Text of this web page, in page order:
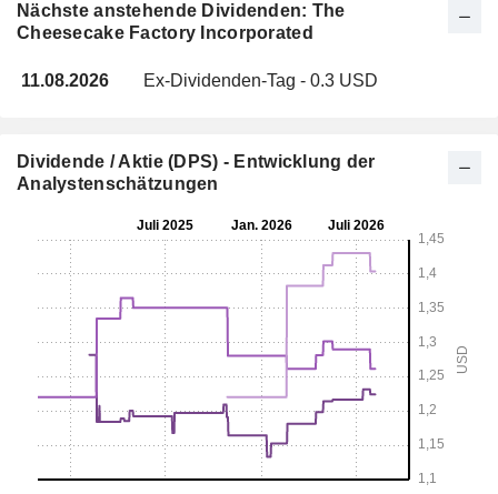
Nächste anstehende Dividenden: The
Cheesecake Factory Incorporated
11.08.2026 Ex-Dividenden-Tag - 0.3 USD
Dividende / Aktie (DPS) - Entwicklung der
Analystenschätzungen